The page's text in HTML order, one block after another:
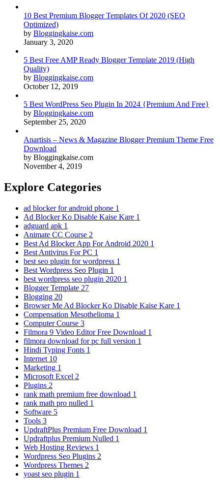
10 Best Premium Blogger Templates Of 2020 (SEO
Optimized)
by Bloggingkaise.com
January 3, 2020
5 Best Free AMP Ready Blogger Template 2019 (High
Quality)
by Bloggingkaise.com
October 12, 2019
5 Best WordPress Seo Plugin In 2024 {Premium And Free}
by Bloggingkaise.com
September 25, 2020
Anartisis – News & Magazine Blogger Premium Theme Free
Download
by Bloggingkaise.com
November 4, 2019
Explore Categories
ad blocker for android phone 1
Ad Blocker Ko Disable Kaise Kare 1
adguard apk 1
Animate CC Course 2
Best Ad Blocker App For Android 2020 1
Best Antivirus For PC 1
best seo plugin for wordpress 1
Best Wordpress Seo Plugin 1
best wordpress seo plugin 2020 1
Blogger Template 27
Blogging 20
Browser Me Ad Blocker Ko Disable Kaise Kare 1
Compensation Mesothelioma 1
Computer Course 3
Filmora 9 Video Editor Free Download 1
filmora download for pc full version 1
Hindi Typing Fonts 1
Internet 10
Marketing 1
Microsoft Excel 2
Plugins 2
rank math premium free download 1
rank math pro nulled 1
Software 5
Tools 3
UpdraftPlus Premium Free Download 1
Updraftplus Premium Nulled 1
Web Hosting Reviews 1
Wordpress Seo Plugins 2
Wordpress Themes 2
yoast seo plugin 1